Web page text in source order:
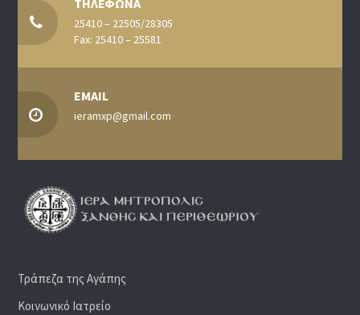
ΤΗΛΕΦΩΝΑ
25410 – 22505/28305
Fax: 25410 – 25581
EMAIL
ieramxp@gmail.com
Τράπεζα της Αγάπης
Κοινωνικό Ιατρείο